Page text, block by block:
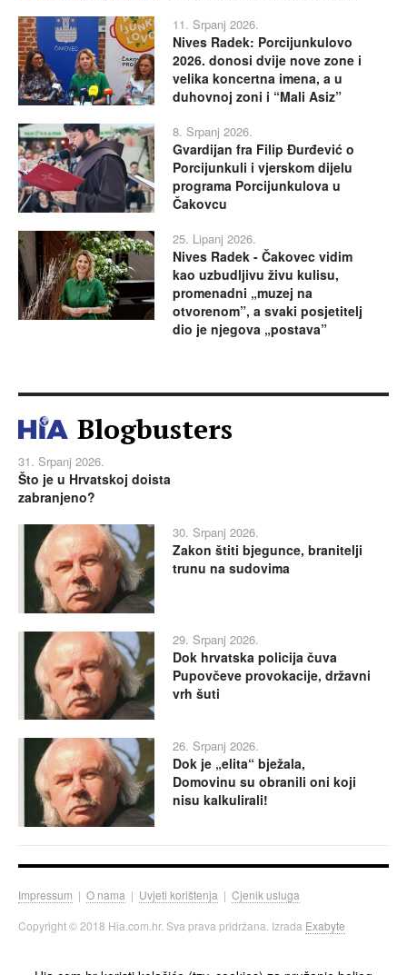
11. Srpanj 2026.
Nives Radek: Porcijunkulovo
2026. donosi dvije nove zone i
velika koncertna imena, a u
duhovnoj zoni i “Mali Asiz”
8. Srpanj 2026.
Gvardijan fra Filip Đurđević o
Porcijunkuli i vjerskom dijelu
programa Porcijunkulova u
Čakovcu
25. Lipanj 2026.
Nives Radek - Čakovec vidim
kao uzbudljivu živu kulisu,
promenadni „muzej na
otvorenom”, a svaki posjetitelj
dio je njegova „postava”
Blogbusters
31. Srpanj 2026.
Što je u Hrvatskoj doista
zabranjeno?
30. Srpanj 2026.
Zakon štiti bjegunce, branitelji
trunu na sudovima
29. Srpanj 2026.
Dok hrvatska policija čuva
Pupovčeve provokacije, državni
vrh šuti
26. Srpanj 2026.
Dok je „elita“ bježala,
Domovinu su obranili oni koji
nisu kalkulirali!
Impressum | O nama | Uvjeti korištenja | Cjenik usluga
Copyright © 2018 Hia.com.hr. Sva prava pridržana. Izrada Exabyte